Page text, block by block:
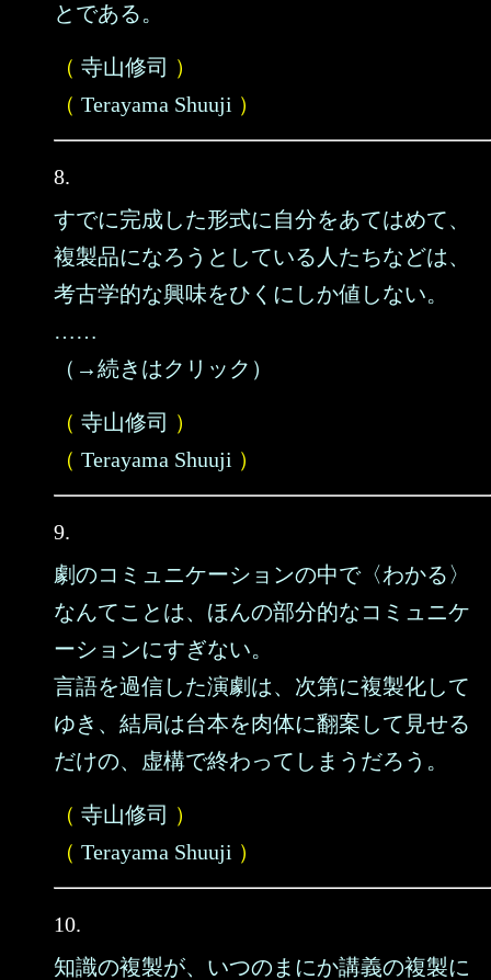
とである。
（ 寺山修司 ）
（ Terayama Shuuji ）
8.
すでに完成した形式に自分をあてはめて、
複製品になろうとしている人たちなどは、
考古学的な興味をひくにしか値しない。
……
（→続きはクリック）
（ 寺山修司 ）
（ Terayama Shuuji ）
9.
劇のコミュニケーションの中で〈わかる〉
なんてことは、ほんの部分的なコミュニケ
ーションにすぎない。
言語を過信した演劇は、次第に複製化して
ゆき、結局は台本を肉体に翻案して見せる
だけの、虚構で終わってしまうだろう。
（ 寺山修司 ）
（ Terayama Shuuji ）
10.
知識の複製が、いつのまにか講義の複製に